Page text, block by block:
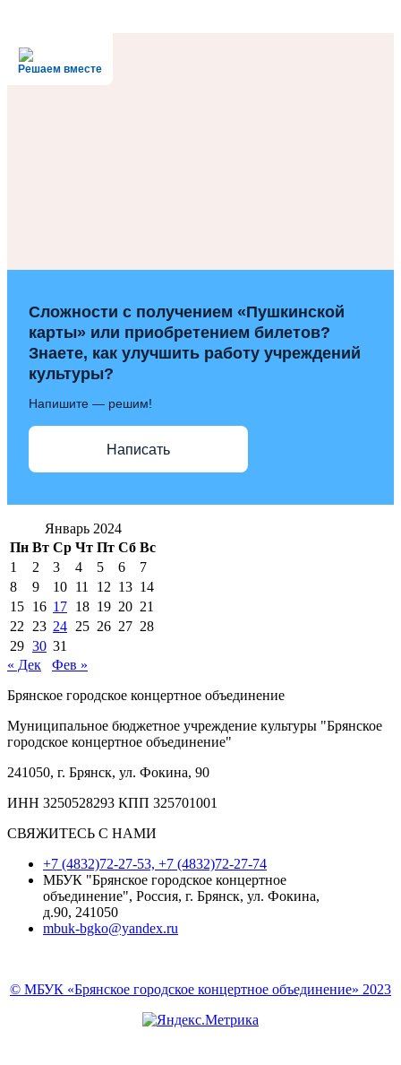
Решаем вместе
Сложности с получением «Пушкинской
карты» или приобретением билетов?
Знаете, как улучшить работу учреждений
культуры?
Напишите — решим!
Написать
Январь 2024
Пн Вт Ср Чт Пт Сб Вс
1
2 3 4 5 6
7
8
9 10 11 12 13 14
15 16 17 18 19 20 21
22
23 24 25 26 27 28
29 30 31
« Дек
Фев »
Брянское городское концертное объединение
Муниципальное бюджетное учреждение культуры "Брянское
городское концертное объединение"
241050, г. Брянск, ул. Фокина, 90
ИНН 3250528293 КПП 325701001
СВЯЖИТЕСЬ С НАМИ
+7 (4832)72-27-53, +7 (4832)72-27-74
МБУК "Брянское городское концертное
объединение", Россия, г. Брянск, ул. Фокина,
д.90, 241050
mbuk-bgko@yandex.ru
© МБУК «Брянское городское концертное объединение» 2023